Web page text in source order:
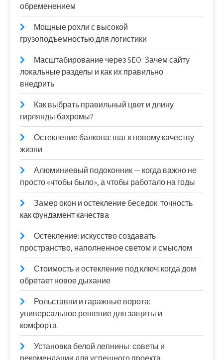
обременением
Мощные рохли с высокой
грузоподъемностью для логистики
Масштабирование через SEO: Зачем сайту
локальные разделы и как их правильно
внедрить
Как выбрать правильный цвет и длину
гирлянды бахромы?
Остекление балкона: шаг к новому качеству
жизни
Алюминиевый подоконник — когда важно не
просто «чтобы было», а чтобы работало на годы
Замер окон и остекление беседок: точность
как фундамент качества
Остекление: искусство создавать
пространство, наполненное светом и смыслом
Стоимость и остекление под ключ: когда дом
обретает новое дыхание
Рольставни и гаражные ворота:
универсальное решение для защиты и
комфорта
Установка белой лепнины: советы и